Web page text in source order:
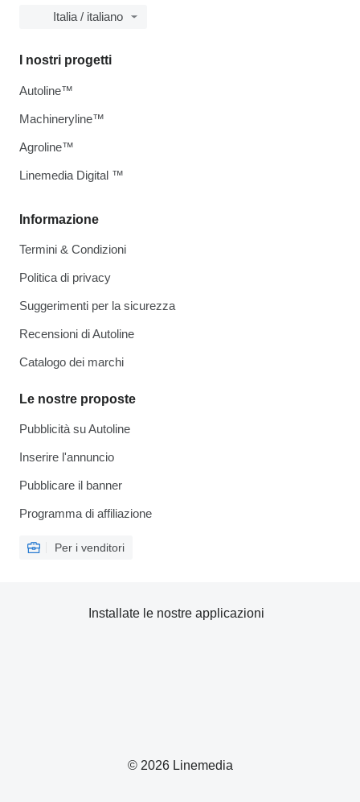
Italia / italiano
Informazione
Termini & Condizioni
Politica di privacy
Suggerimenti per la sicurezza
Recensioni di Autoline
Catalogo dei marchi
Le nostre proposte
Pubblicità su Autoline
Inserire l'annuncio
Pubblicare il banner
Programma di affiliazione
Per i venditori
I nostri progetti
Autoline™
Machineryline™
Agroline™
Linemedia Digital ™
© 2026 Linemedia
Installate le nostre applicazioni